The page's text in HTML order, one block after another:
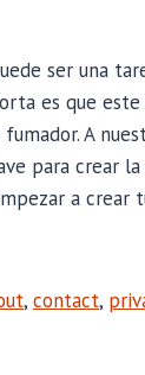
ser una
es que
A
para crear
a crear
, contact,